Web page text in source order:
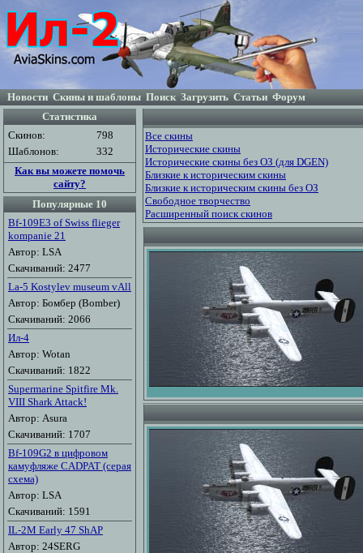
Новости Скины и шаблоны Поиск Загрузить Статьи Форум
Статистика
Скинов:
798
Шаблонов:
332
Как вы можете помочь
сайту?
Популярные 10
Bf-109E3 of Swiss flieger
kompanie 21
Автор: LSA
Скачиваний: 2477
La-5 Kostylev museum vAll
Автор: Бомбер (Bomber)
Скачиваний: 2066
Ил-4
Автор: Wotan
Скачиваний: 1822
Supermarine Spitfire Mk.
VIII Shark Attack!
Автор: Asura
Скачиваний: 1707
Bf-109G2 в цифровом
камуфляже CADPAT (серая
схема)
Автор: LSA
Скачиваний: 1591
IL-2M Early 47 ShAP
Автор: 24SERG
Все скины
Исторические скины
Исторические скины без ОЗ (для DGEN)
Близкие к историческим скины
Близкие к историческим скины без ОЗ
Свободное творчество
Расширенный поиск скинов